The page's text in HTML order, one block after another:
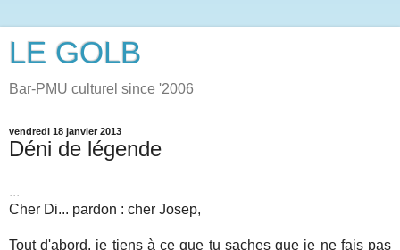
LE GOLB
Bar-PMU culturel since '2006
vendredi 18 janvier 2013
Déni de légende
...
Cher Di... pardon : cher Josep,
Tout d'abord, je tiens à ce que tu saches que je ne fais pas